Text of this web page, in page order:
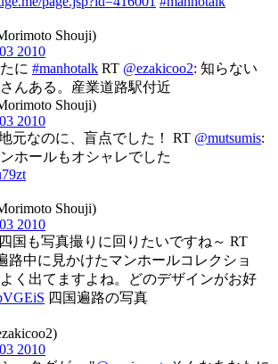
Shouji)
2010
に #manhotalk RT @ezakicoo2: 知らない
んある。産業道路駅付近
Shouji)
2010
元なのに、盲点でした！ RT @mutsumis:
ホールもオシャレでした
Shouji)
2010
四国も写真撮りに回りたいですね～ RT
路中に見かけたマンホールコレクショ
く出てますよね。どのデザインがお好
四国遍路の写真
2010